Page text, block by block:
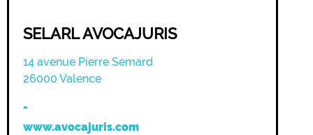
SELARL AVOCAJURIS
14 avenue Pierre Semard
26000 Valence
www.avocajuris.com